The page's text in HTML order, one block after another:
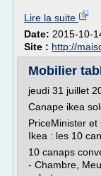
Lire la suite
Date: 2015-10-
Site : http://
Mobilier
jeudi 31 juillet
Canape ikea
PriceMinister
Ikea : les 10
10 canaps
- Chambre,